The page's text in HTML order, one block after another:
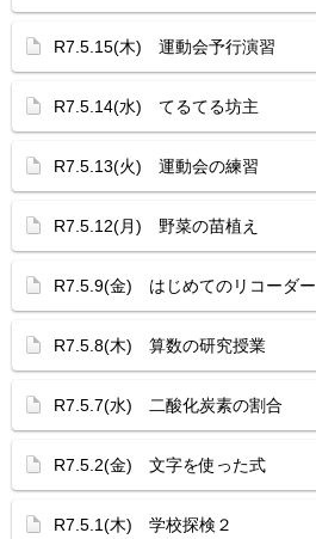
R7.5.15(木) 運動会予行演習
R7.5.14(水) てるてる坊主
R7.5.13(火) 運動会の練習
R7.5.12(月) 野菜の苗植え
R7.5.9(金) はじめてのリコーダー
R7.5.8(木) 算数の研究授業
R7.5.7(水) 二酸化炭素の割合
R7.5.2(金) 文字を使った式
R7.5.1(木) 学校探検２